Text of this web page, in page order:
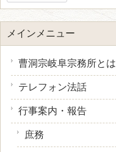
メインメニュー
曹洞宗岐阜宗務所とは
テレフォン法話
行事案内・報告
庶務